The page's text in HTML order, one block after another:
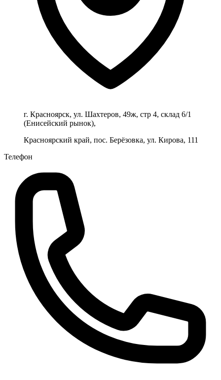
г. Красноярск, ул. Шахтеров, 49ж, стр 4, склад 6/1
(Енисейский рынок),
Красноярский край, пос. Берёзовка, ул. Кирова, 111
Телефон